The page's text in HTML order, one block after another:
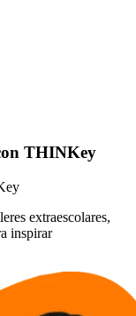
THINKey
extraescolares,
inspirar